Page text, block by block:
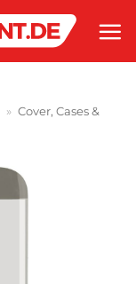
» Cover, Cases &